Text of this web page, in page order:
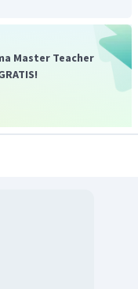
C dianggap sebagai
adalah 3 sehingga
Master Teacher